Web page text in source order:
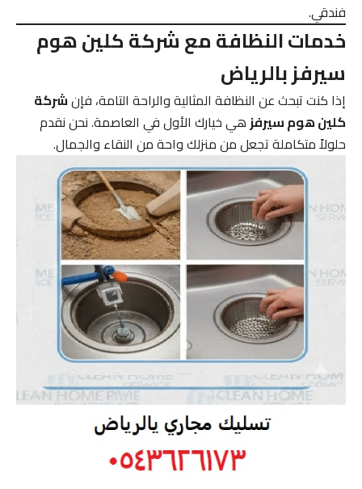
فندقي.
خدمات النظافة مع شركة كلين هوم
سيرفز بالرياض
إذا كنت تبحث عن النظافة المثالية والراحة التامة، فإنشركة
كلين هوم سيرفزهي خيارك الأول في العاصمة. نحن نقدم
حلولاً متكاملة تجعل من منزلك واحة من النقاء والجمال.